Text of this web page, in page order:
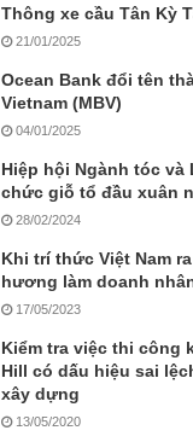
Thông xe cầu Tân Kỳ
21/01/2025
Ocean Bank đổi tên
Vietnam (MBV)
04/01/2025
Hiệp hội Ngành tóc và
chức giỗ tổ đầu xuân
28/02/2024
Khi trí thức Việt Nam
hương làm doanh
17/05/2023
Kiểm tra việc thi công
Hill có dấu hiệu sai
xây dựng
13/05/2020